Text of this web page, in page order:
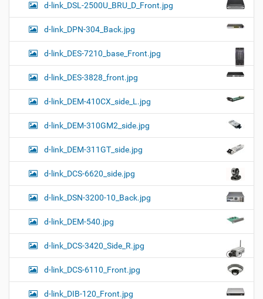
d-link_DSL-2500U_BRU_D_Front.jpg
d-link_DPN-304_Back.jpg
d-link_DES-7210_base_Front.jpg
d-link_DES-3828_front.jpg
d-link_DEM-410CX_side_L.jpg
d-link_DEM-310GM2_side.jpg
d-link_DEM-311GT_side.jpg
d-link_DCS-6620_side.jpg
d-link_DSN-3200-10_Back.jpg
d-link_DEM-540.jpg
d-link_DCS-3420_Side_R.jpg
d-link_DCS-6110_Front.jpg
d-link_DIB-120_Front.jpg